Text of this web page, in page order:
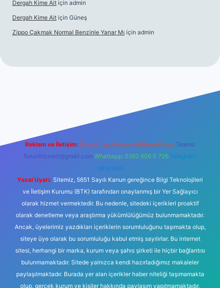
Dergah Kime Ait için admin
Dergah Kime Ait için Güneş
Zippo Çakmak Normal Benzinle Yanar Mı için admin
Reklam ve İletişim: E-mail: backlinkpaneli@gmail.com Teams:
forumhizmeti@gmail.com Whatsapp: 0262 606 0 726 Telegram:
@karabul
Yasal Uyarı: Sitemiz, 5651 Sayılı Kanun gereğince Bilgi Teknolojileri
ve İletişim Kurumu (BTK) tarafından onaylanmış bir Yer Sağlayıcı
olarak hizmet vermektedir. Bu nedenle, sitedeki içerikleri proaktif
olarak denetleme veya araştırma yükümlülüğümüz bulunmamaktadır.
Ancak, üyelerimiz yazdıkları içeriklerin sorumluluğunu taşımakta olup,
siteye üye olarak bu sorumluluğu kabul etmiş sayılırlar. Bu internet
sitesi, herhangi bir marka, kurum veya şahıs şirketi ile hiçbir bağlantısı
bulunmamaktadır. Sitede yalnızca kendi hazırladığımız makaleler
paylaşılmaktadır. Burada yer alan içerikler haber niteliği taşımamakta
olup, gerçek kurum ve kişiler hakkında paylaşım yapılmamaktadır.